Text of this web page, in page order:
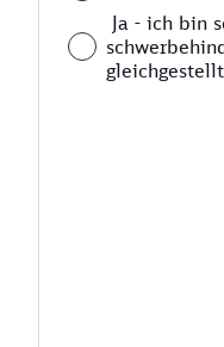
Ja - ich bin
gleichgestellt